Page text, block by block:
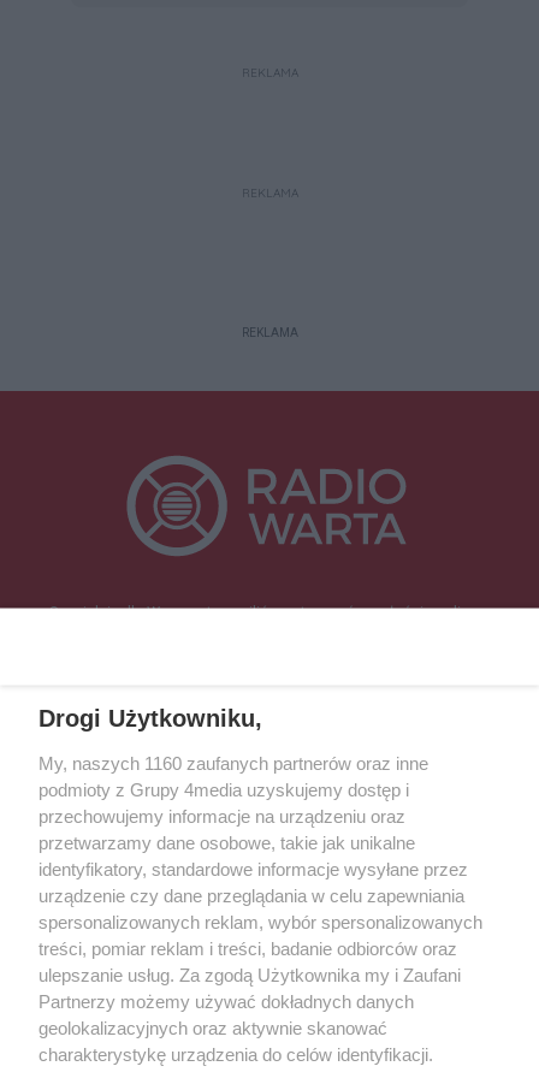
REKLAMA
REKLAMA
REKLAMA
Specjalnie dla Was postanowiliśmy stworzyć rozgłośnię radiową
Śrem, Jarocin, Gniezno, Ostrów Wlkp.).
Kontakt Reklama Patronat
Dane firmowe
Regulamin serwisu i ogłoszeń drobnych
Regulamin konkursów
Polityka prywatności
Przetwarzanie danych osobowych
Zapisz się do newslettera
Dołącz do grona ludzi najlepiej poinformowanych!
Zapisz się »
Drogi Użytkowniku,
My, naszych 1160 zaufanych partnerów oraz inne
podmioty z Grupy 4media uzyskujemy dostęp i
przechowujemy informacje na urządzeniu oraz
przetwarzamy dane osobowe, takie jak unikalne
identyfikatory, standardowe informacje wysyłane przez
urządzenie czy dane przeglądania w celu zapewniania
spersonalizowanych reklam, wybór spersonalizowanych
treści, pomiar reklam i treści, badanie odbiorców oraz
ulepszanie usług. Za zgodą Użytkownika my i Zaufani
Partnerzy możemy używać dokładnych danych
geolokalizacyjnych oraz aktywnie skanować
charakterystykę urządzenia do celów identyfikacji.